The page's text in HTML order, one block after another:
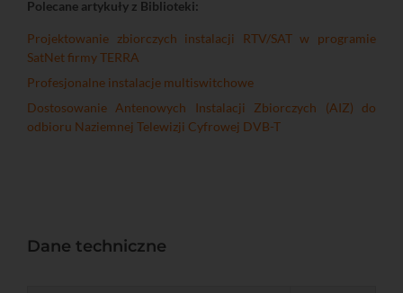
Polecane artykuły z Biblioteki:
Projektowanie zbiorczych instalacji RTV/SAT w programie
SatNet firmy TERRA
Profesjonalne instalacje multiswitchowe
Dostosowanie Antenowych Instalacji Zbiorczych (AIZ) do
odbioru Naziemnej Telewizji Cyfrowej DVB-T
Dane techniczne